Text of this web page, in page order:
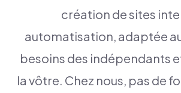
création de sites
automatisation, adaptée
besoins des indépendants
la vôtre. Chez nous, pas de